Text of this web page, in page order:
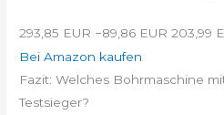
293,85 EUR −89,86 EUR 203,99
Bei Amazon kaufen
Fazit: Welches Bohrmaschine
Testsieger?